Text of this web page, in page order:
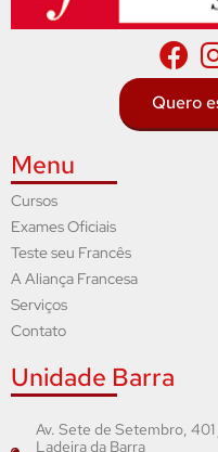
Quero
Menu
Cursos
Exames Oficiais
Teste seu Francês
A Aliança Francesa
Serviços
Contato
Unidade Barra
Av. Sete de Setembro,
Ladeira da Barra